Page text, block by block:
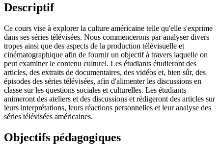
Descriptif
Ce cours vise à explorer la culture américaine telle qu'elle s'exprime
dans ses séries télévisées. Nous commencerons par analyser divers
tropes ainsi que des aspects de la production télévisuelle et
cinématographique afin de fournir un objectif à travers laquelle on
peut examiner le contenu culturel. Les étudiants étudieront des
articles, des extraits de documentaires, des vidéos et, bien sûr, des
épisodes des séries télévisées, afin d'alimenter les discussions en
classe sur les questions sociales et culturelles. Les étudiants
animeront des ateliers et des discussions et rédigeront des articles sur
leurs interprétations, leurs réactions personnelles et leur analyse des
séries télévisées américaines.
Objectifs pédagogiques